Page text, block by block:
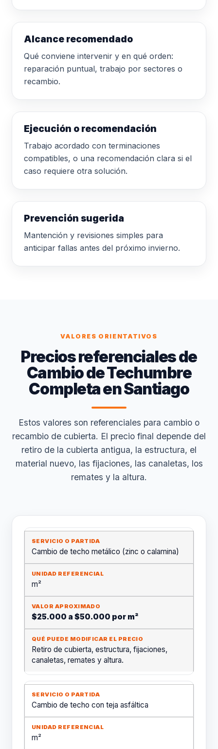
Alcance recomendado
Qué conviene intervenir y en qué orden:
reparación puntual, trabajo por sectores o
recambio.
Ejecución o recomendación
Trabajo acordado con terminaciones
compatibles, o una recomendación clara si el
caso requiere otra solución.
Prevención sugerida
Mantención y revisiones simples para
anticipar fallas antes del próximo invierno.
VALORES ORIENTATIVOS
Precios referenciales de
Cambio de Techumbre
Completa en Santiago
Estos valores son referenciales para cambio o
recambio de cubierta. El precio final depende del
retiro de la cubierta antigua, la estructura, el
material nuevo, las fijaciones, las canaletas, los
remates y la altura.
Cambio de techo metálico (zinc o calamina)
m²
$25.000 a $50.000 por m²
Retiro de cubierta, estructura, fijaciones,
canaletas, remates y altura.
Cambio de techo con teja asfáltica
m²